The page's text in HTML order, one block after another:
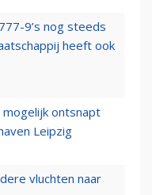
9’s nog steeds
heeft ook
ontsnapt
Leipzig
vluchten naar